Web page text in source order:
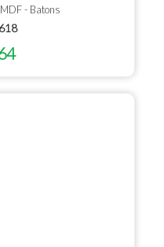
- Batons